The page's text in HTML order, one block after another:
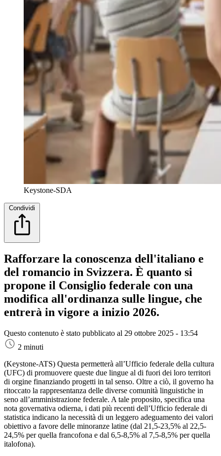
Keystone-SDA
Condividi
Rafforzare la conoscenza dell'italiano e
del romancio in Svizzera. È quanto si
propone il Consiglio federale con una
modifica all'ordinanza sulle lingue, che
entrerà in vigore a inizio 2026.
Questo contenuto è stato pubblicato al 29 ottobre 2025 - 13:54
2 minuti
(Keystone-ATS) Questa permetterà all’Ufficio federale della cultura
(UFC) di promuovere queste due lingue al di fuori dei loro territori
di orgine finanziando progetti in tal senso. Oltre a ciò, il governo ha
ritoccato la rappresentanza delle diverse comunità linguistiche in
seno all’amministrazione federale. A tale proposito, specifica una
nota governativa odierna, i dati più recenti dell’Ufficio federale di
statistica indicano la necessità di un leggero adeguamento dei valori
obiettivo a favore delle minoranze latine (dal 21,5-23,5% al 22,5-
24,5% per quella francofona e dal 6,5-8,5% al 7,5-8,5% per quella
italofona).